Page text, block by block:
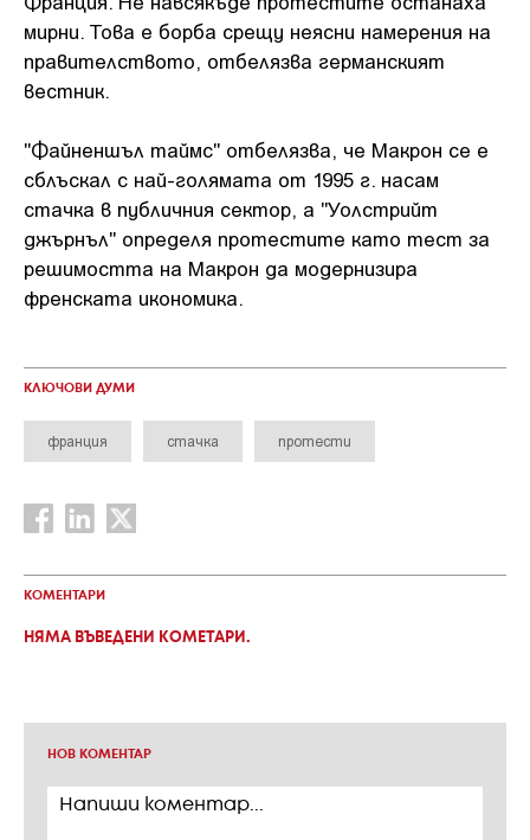
мирни. Това е борба срещу неясни намерения на
правителството, отбелязва германският
вестник.
"Файненшъл таймс" отбелязва, че Макрон се е
сблъскал с най-голямата от 1995 г. насам
стачка в публичния сектор, а "Уолстрийт
джърнъл" определя протестите като тест за
решимостта на Макрон да модернизира
френската икономика.
КЛЮЧОВИ ДУМИ
франция стачка протести
КОМЕНТАРИ
НЯМА ВЪВЕДЕНИ КОМЕТАРИ.
НОВ КОМЕНТАР